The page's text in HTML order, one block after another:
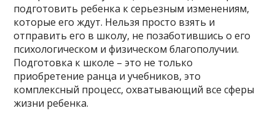
подготовить ребенка к серьезным изменениям,
которые его ждут. Нельзя просто взять и
отправить его в школу, не позаботившись о его
психологическом и физическом благополучии.
Подготовка к школе – это не только
приобретение ранца и учебников, это
комплексный процесс, охватывающий все сферы
жизни ребенка.